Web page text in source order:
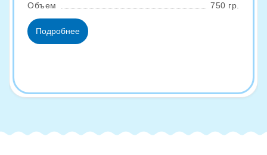
Объем
750 гр.
Подробнее